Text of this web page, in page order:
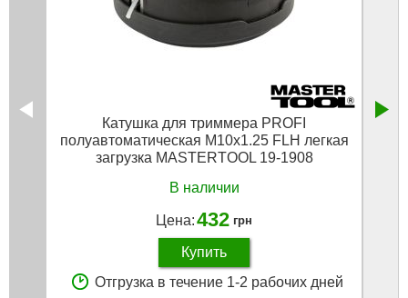
Катушка для триммера PROFI
полуавтоматическая M10х1.25 FLH легкая
загрузка MASTERTOOL 19-1908
В наличии
Цена:432 грн
Купить
Отгрузка в течение 1-2 рабочих дней